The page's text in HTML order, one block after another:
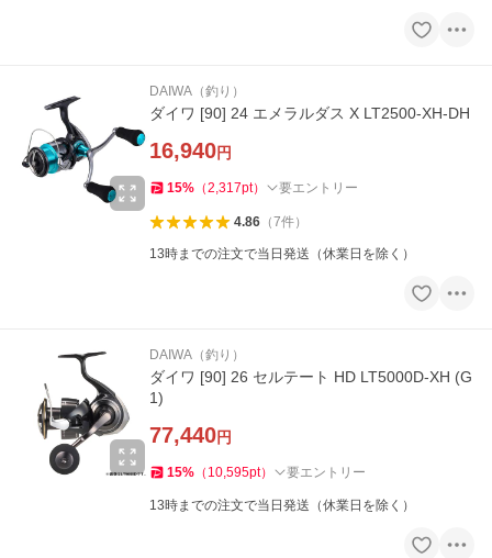
DAIWA（釣り）
ダイワ [90] 24 エメラルダス X LT2500-XH-DH
16,940円
15% （2,317pt） 要エントリー
4.86（7件）
13時までの注文で当日発送（休業日を除く）
DAIWA（釣り）
ダイワ [90] 26 セルテート HD LT5000D-XH (G
1)
77,440円
15% （ 10,595pt） 要エントリー
13時までの注文で当日発送（休業日を除く）